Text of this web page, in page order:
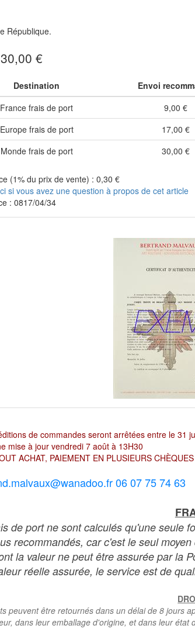
République.
€
Destination Envoi
France frais de port
9,00 €
Europe frais de port
17,00 €
Monde frais de port
30,00 €
(1% du prix de vente) : 0,30 €
si vous avez une question à propos de cet article
: 0817/04/34
de commandes seront arrêtées entre le 31
mise à jour vendredi 7 août à 13H30
ACHAT, PAIEMENT EN PLUSIEURS
06 07 75 74 63
de port ne sont calculés qu'une seule
recommandés, car c'est le seul
la valeur ne peut être assurée par la
réelle assurée, le service est de
peuvent être retournés dans un délai de 8 jours
dans leur emballage d'origine, et dans leur état